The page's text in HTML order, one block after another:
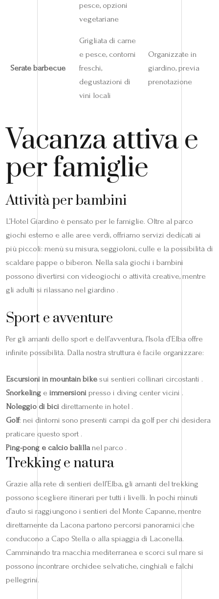
pesce, opzioni
vegetariane
Serate barbecue
Grigliata di carne
e pesce, contorni
freschi,
degustazioni di
vini locali
Organizzate in
giardino, previa
prenotazione
Vacanza attiva e
per famiglie
Attività per bambini
L’Hotel Giardino è pensato per le famiglie. Oltre al parco
giochi esterno e alle aree verdi, offriamo servizi dedicati ai
più piccoli: menù su misura, seggioloni, culle e la possibilità di
scaldare pappe o biberon. Nella sala giochi i bambini
possono divertirsi con videogiochi o attività creative, mentre
gli adulti si rilassano nel giardino .
Sport e avventure
Per gli amanti dello sport e dell’avventura, l’Isola d’Elba offre
infinite possibilità. Dalla nostra struttura è facile organizzare:
Escursioni in mountain bike sui sentieri collinari circostanti .
Snorkeling e immersioni presso i diving center vicini .
Noleggio di bici direttamente in hotel .
Golf: nei dintorni sono presenti campi da golf per chi desidera
praticare questo sport .
Ping-pong e calcio balillanel parco .
Trekking e natura
Grazie alla rete di sentieri dell’Elba, gli amanti del trekking
possono scegliere itinerari per tutti i livelli. In pochi minuti
d’auto si raggiungono i sentieri del Monte Capanne, mentre
direttamente da Lacona partono percorsi panoramici che
conducono a Capo Stella o alla spiaggia di Laconella.
Camminando tra macchia mediterranea e scorci sul mare si
possono incontrare orchidee selvatiche, cinghiali e falchi
pellegrini.